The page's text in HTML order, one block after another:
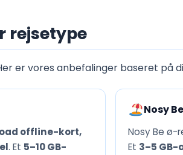
rejsetype
er vores anbefalinger baseret på
offline-kort,
. Et 5–10 GB-
Nosy
Nosy Be ø-
Et 3–5